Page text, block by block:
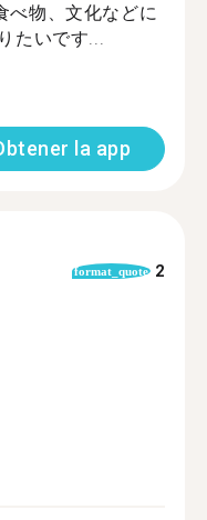
べ物、文化などに
たいです...
la app
format_quote 2